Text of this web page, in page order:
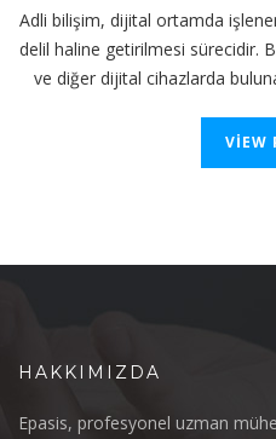
Adli bilişim, dijital ortamda
delil haline getirilmesi sürecidir.
ve diğer dijital cihazlarda
VIEW
HAKKIMIZDA
Epasis, profesyonel uzman